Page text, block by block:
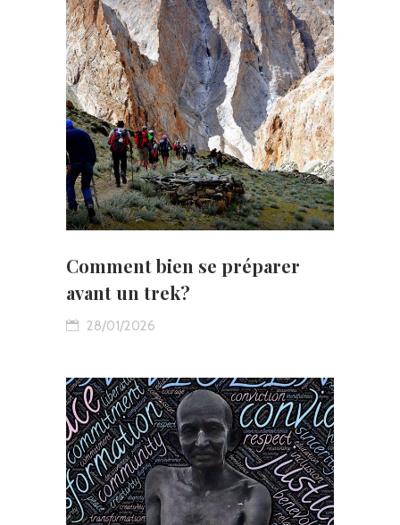
Comment bien se préparer
avant un trek?
28/01/2026